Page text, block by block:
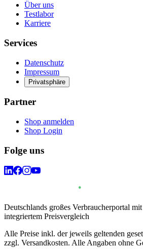
Über uns
Testlabor
Karriere
Services
Datenschutz
Impressum
Privatsphäre
Partner
Shop anmelden
Shop Login
Folge uns
Deutschlands großes Verbraucherportal
integriertem Preisvergleich
Alle Preise inkl. der jeweils geltenden
zzgl. Versandkosten. Alle Angaben ohne